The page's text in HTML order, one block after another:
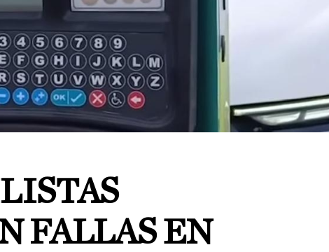
FALLAS EN